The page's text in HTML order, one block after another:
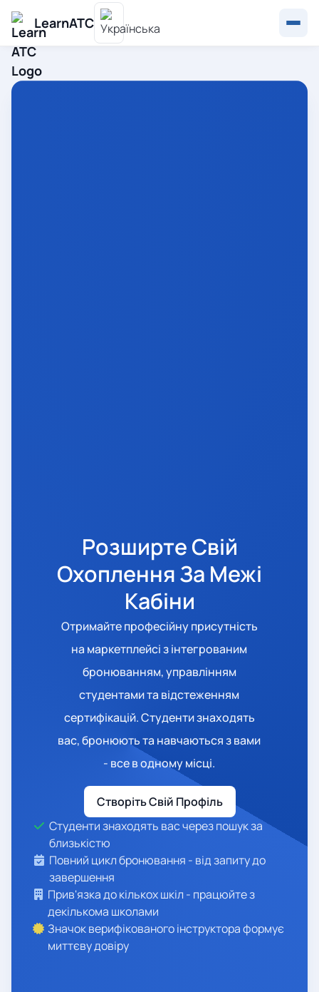
LearnATC
Розширте Свій
Охоплення За Межі
Кабіни
Отримайте професійну присутність
на маркетплейсі з інтегрованим
бронюванням, управлінням
студентами та відстеженням
сертифікацій. Студенти знаходять
вас, бронюють та навчаються з вами
- все в одному місці.
Створіть Свій Профіль
Студенти знаходять вас через пошук за
близькістю
Повний цикл бронювання - від запиту до
завершення
Прив'язка до кількох шкіл - працюйте з
декількома школами
Значок верифікованого інструктора формує
миттєву довіру